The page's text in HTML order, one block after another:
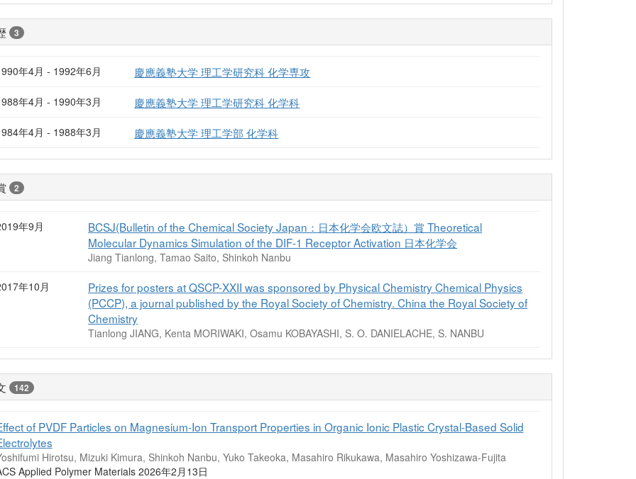
3
年4月 - 1992年6月 慶應義塾大学 理工学研究科 化学専攻
年4月 - 1990年3月 慶應義塾大学 理工学研究科 化学科
年4月 - 1988年3月 慶應義塾大学 理工学部 化学科
2
年9月
BCSJ(Bulletin of the Chemical Society Japan：日本化学会欧文誌）賞 Theoretical
Molecular Dynamics Simulation of the DIF-1 Receptor Activation 日本化学会
Jiang Tianlong, Tamao Saito, Shinkoh Nanbu
年10月
Prizes for posters at QSCP-XXII was sponsored by Physical Chemistry Chemical Physics
(PCCP), a journal published by the Royal Society of Chemistry. China the Royal Society of
Chemistry
Tianlong JIANG, Kenta MORIWAKI, Osamu KOBAYASHI, S. O. DANIELACHE, S. NANBU
142
of PVDF Particles on Magnesium-Ion Transport Properties in Organic Ionic Plastic Crystal-Based Solid
Hirotsu, Mizuki Kimura, Shinkoh Nanbu, Yuko Takeoka, Masahiro Rikukawa, Masahiro Yoshizawa-Fujita
Applied Polymer Materials 2026年2月13日